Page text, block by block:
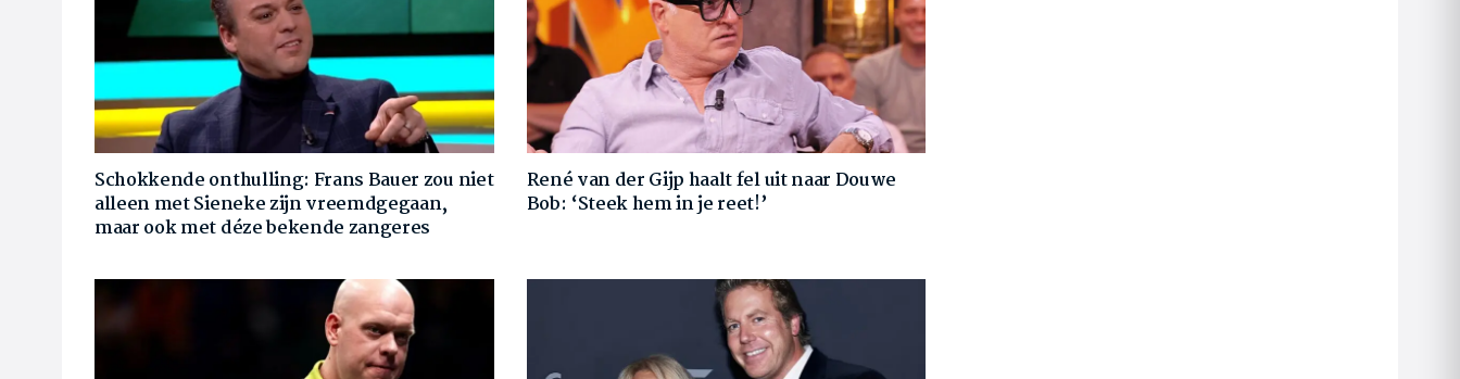
Schokkende onthulling: Frans Bauer zou niet
alleen met Sieneke zijn vreemdgegaan,
maar ook met déze bekende zangeres
René van der Gijp haalt fel uit naar Douwe
Bob: ‘Steek hem in je reet!’